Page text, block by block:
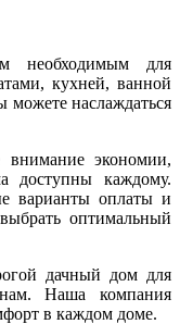
необходимым для
кухней, ванной
можете наслаждаться
экономии,
доступны каждому.
варианты оплаты и
оптимальный
дачный дом для
Наша компания
в каждом доме.